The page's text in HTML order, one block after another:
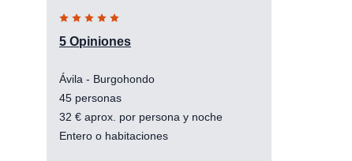
5 Opiniones
Ávila - Burgohondo
45 personas
32 € aprox. por persona y noche
Entero o habitaciones